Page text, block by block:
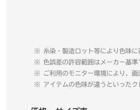
糸染・製造ロット等により色味に
色誤差の許容範囲はメーカー基準
ご利用のモニター環境により、
アイテムの色味が違うといったク